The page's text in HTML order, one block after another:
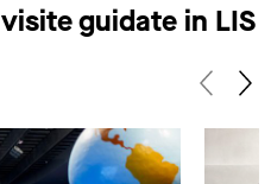
visite guidate in LIS